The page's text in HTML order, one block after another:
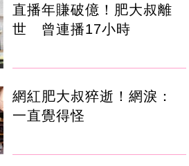
直播年賺破億！肥大叔離
世 曾連播17小時
網紅肥大叔猝逝！網淚：
一直覺得怪